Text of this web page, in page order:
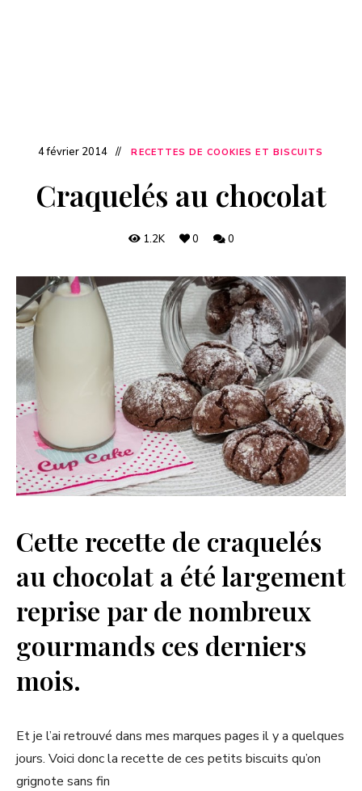
4 février 2014 RECETTES DE COOKIES ET BISCUITS
Craquelés au chocolat
1.2K 0 0
Cette recette de craquelés
au chocolat a été largement
reprise par de nombreux
gourmands ces derniers
mois.
Et je l’ai retrouvé dans mes marques pages il y a quelques
jours. Voici donc la recette de ces petits biscuits qu’on
grignote sans fin